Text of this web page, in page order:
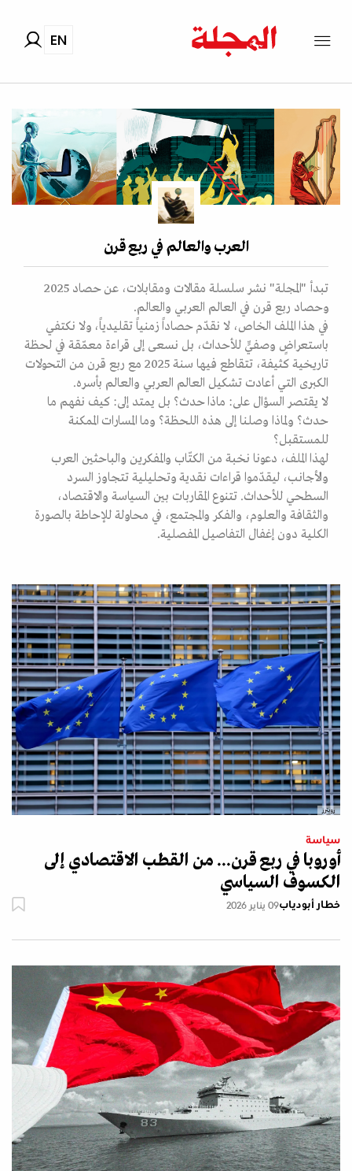
EN
العرب والعالم في ربع قرن
تبدأ "المجلة" نشر سلسلة مقالات ومقابلات، عن حصاد 2025
وحصاد ربع قرن في العالم العربي والعالم.
في هذا الملف الخاص، لا نقدّم حصاداً زمنياً تقليدياً، ولا نكتفي
باستعراضٍ وصفيٍّ للأحداث، بل نسعى إلى قراءة معمّقة في لحظة
تاريخية كثيفة، تتقاطع فيها سنة 2025 مع ربع قرن من التحولات
الكبرى التي أعادت تشكيل العالم العربي والعالم بأسره.
لا يقتصر السؤال على: ماذا حدث؟ بل يمتد إلى: كيف نفهم ما
حدث؟ ولماذا وصلنا إلى هذه اللحظة؟ وما المسارات الممكنة
للمستقبل؟
لهذا الملف، دعونا نخبة من الكتّاب والمفكرين والباحثين العرب
والأجانب، ليقدّموا قراءات نقدية وتحليلية تتجاوز السرد
السطحي للأحداث. تتنوع المقاربات بين السياسة والاقتصاد،
والثقافة والعلوم، والفكر والمجتمع، في محاولة للإحاطة بالصورة
الكلية دون إغفال التفاصيل المفصلية.
رويترز
سياسة
أوروبا في ربع قرن... من القطب الاقتصادي إلى
الكسوف السياسي
خطار أبودياب09 يناير 2026